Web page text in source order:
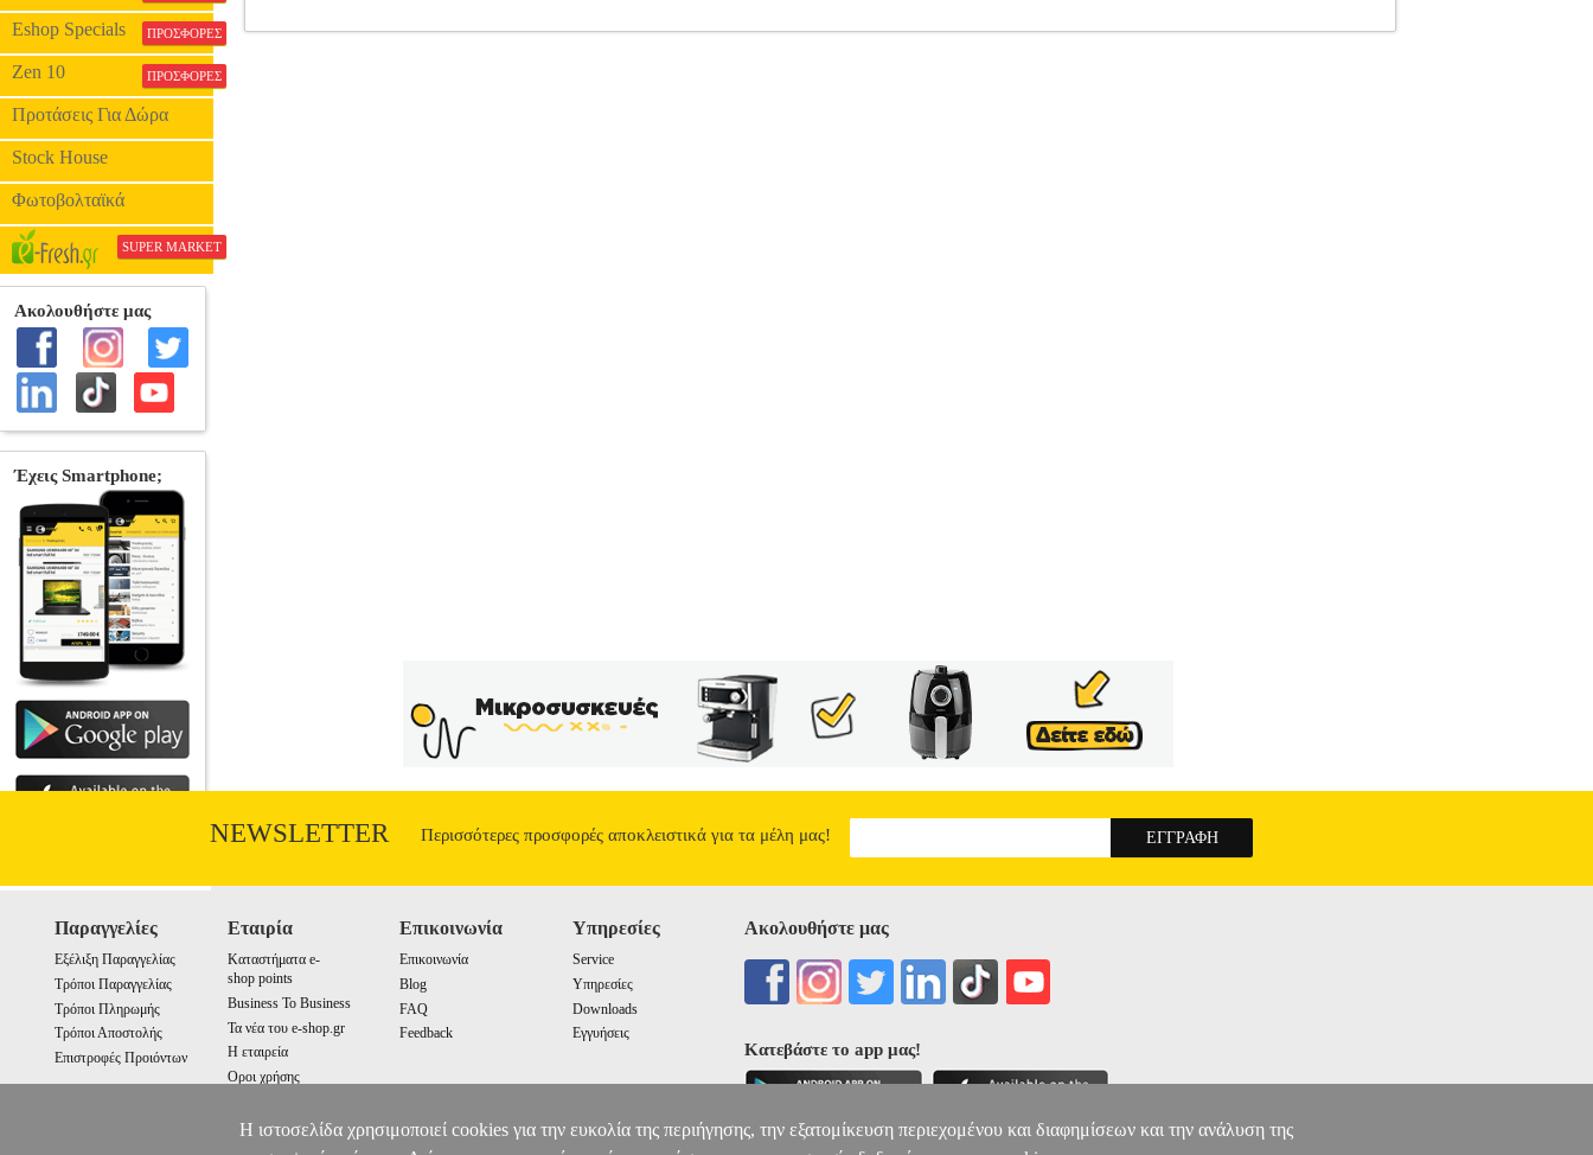
Eshop Specials ΠΡΟΣΦΟΡΕΣ
Zen 10 ΠΡΟΣΦΟΡΕΣ
Προτάσεις Για Δώρα
Stock House
Φωτοβολταϊκά
SUPER MARKET
NEWSLETTER Περισσότερες προσφορές αποκλειστικά για τα μέλη μας!
Παραγγελίες
Εξέλιξη Παραγγελίας
Τρόποι Παραγγελίας
Τρόποι Πληρωμής
Τρόποι Αποστολής
Επιστροφές Προιόντων
Εταιρία
Καταστήματα e-
shop points
Business To Business
Τα νέα του e-shop.gr
Η εταιρεία
Οροι χρήσης
Επικοινωνία
Επικοινωνία
Blog
FAQ
Feedback
Υπηρεσίες
Service
Υπηρεσίες
Downloads
Εγγυήσεις
Ακολουθήστε μας
Κατεβάστε το app μας!
Η ιστοσελίδα χρησιμοποιεί cookies για την ευκολία της περιήγησης, την εξατομίκευση περιεχομένου και διαφημίσεων και την ανάλυση της